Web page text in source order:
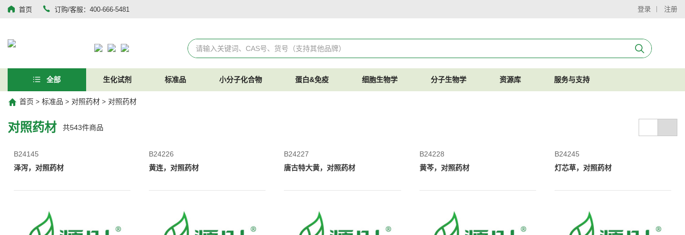
首页 订购/客服：400-666-5481 登录 注册
全部 生化试剂 标准品 小分子化合物 蛋白&免疫 细胞生物学 分子生物学 资源库 服务与支持
首页 > 标准品 > 对照药材 > 对照药材
对照药材 共543件商品
B24145
泽泻，对照药材
B24226
黄连，对照药材
B24227
唐古特大黄，对照药材
B24228
黄芩，对照药材
B24245
灯芯草，对照药材